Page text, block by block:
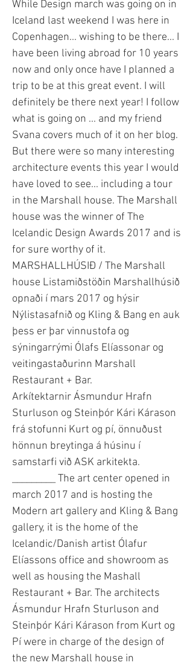
While Design march was going on in
Iceland last weekend I was here in
Copenhagen... wishing to be there... I
have been living abroad for 10 years
now and only once have I planned a
trip to be at this great event. I will
definitely be there next year! I follow
what is going on ... and my friend
Svana covers much of it on her blog.
But there were so many interesting
architecture events this year I would
have loved to see... including a tour
in the Marshall house. The Marshall
house was the winner of The
Icelandic Design Awards 2017 and is
for sure worthy of it.
MARSHALLHÚSIÐ / The Marshall
house Listamiðstöðin Marshallhúsið
opnaði í mars 2017 og hýsir
Nýlistasafnið og Kling & Bang en auk
þess er þar vinnustofa og
sýningarrými Ólafs Elíassonar og
veitingastaðurinn Marshall
Restaurant + Bar.
Arkítektarnir Ásmundur Hrafn
Sturluson og Steinþór Kári Kárason
frá stofunni Kurt og pí, önnuðust
hönnun breytinga á húsinu í
samstarfi við ASK arkitekta.
_________ The art center opened in
march 2017 and is hosting the
Modern art gallery and Kling & Bang
gallery, it is the home of the
Icelandic/Danish artist Ólafur
Elíassons office and showroom as
well as housing the Mashall
Restaurant + Bar. The architects
Ásmundur Hrafn Sturluson and
Steinþór Kári Kárason from Kurt og
Pí were in charge of the design of
the new Marshall house in